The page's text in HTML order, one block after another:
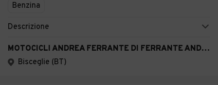
Benzina
Descrizione
MOTOCICLI ANDREA FERRANTE DI FERRANTE ANDREA
Bisceglie (BT)